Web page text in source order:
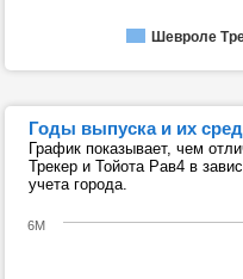
Шевроле
Годы выпуска и их
График показывает, чем
Трекер и Тойота Рав4 в
учета города.
6M